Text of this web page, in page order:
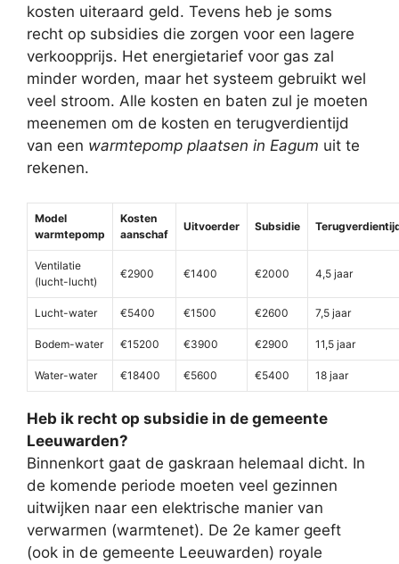
kosten uiteraard geld. Tevens heb je soms
recht op subsidies die zorgen voor een lagere
verkoopprijs. Het energietarief voor gas zal
minder worden, maar het systeem gebruikt wel
veel stroom. Alle kosten en baten zul je moeten
meenemen om de kosten en terugverdientijd
van een warmtepomp plaatsen in Eagum uit te
rekenen.
Model
warmtepomp
Kosten
aanschaf
Uitvoerder Subsidie
Ventilatie
(lucht-lucht)
€2900 €1400 €2000 4,5 jaar
Lucht-water €5400 €1500 €2600 7,5 jaar
Bodem-water €15200 €3900 €2900 11,5 jaar
Water-water €18400 €5600 €5400 18 jaar
Heb ik recht op subsidie in de gemeente
Leeuwarden?
Binnenkort gaat de gaskraan helemaal dicht. In
de komende periode moeten veel gezinnen
uitwijken naar een elektrische manier van
verwarmen (warmtenet). De 2e kamer geeft
(ook in de gemeente Leeuwarden) royale